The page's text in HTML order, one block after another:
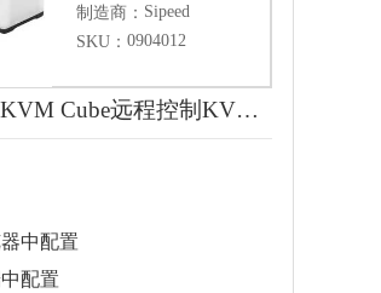
制造商： Sipeed
SKU： 0904012
Sipeed NanoKVM Cube远程控制KVM远程运维服务器 远程桌面 远程装机 远程UART串口 HDMI适用于树莓派
中配置
配置